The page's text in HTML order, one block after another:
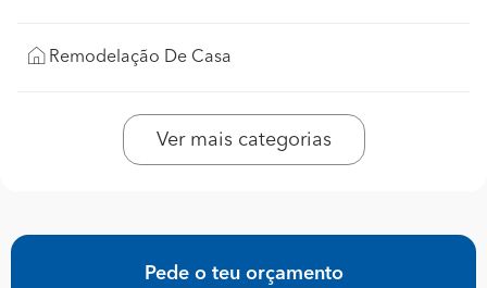
Remodelação De Casa
Ver mais categorias
Pede o teu orçamento